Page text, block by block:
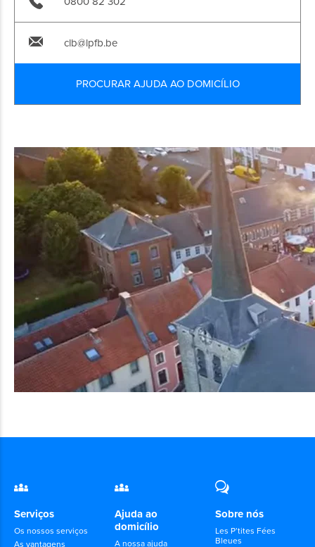
clb@lpfb.be
PROCURAR AJUDA AO DOMICÍLIO
Serviços
Os nossos serviços
As vantagens
Ajuda ao
domicílio
A nossa ajuda
Sobre nós
Les P’tites Fées
Bleues